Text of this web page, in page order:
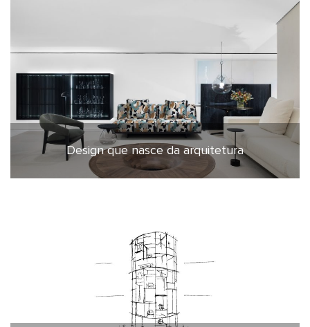
20 de janeiro de 2026
Design que nasce da arquitetura